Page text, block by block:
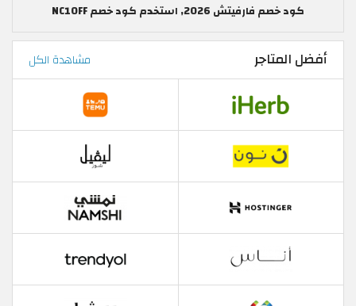
كود خصم فارفيتش 2026, استخدم كود خصم NC10FF
أفضل المتاجر مشاهدة الكل